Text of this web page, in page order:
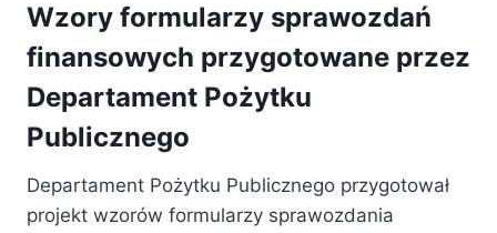
Wzory formularzy sprawozdań
finansowych przygotowane przez
Departament Pożytku
Publicznego
Departament Pożytku Publicznego przygotował
projekt wzorów formularzy sprawozdania